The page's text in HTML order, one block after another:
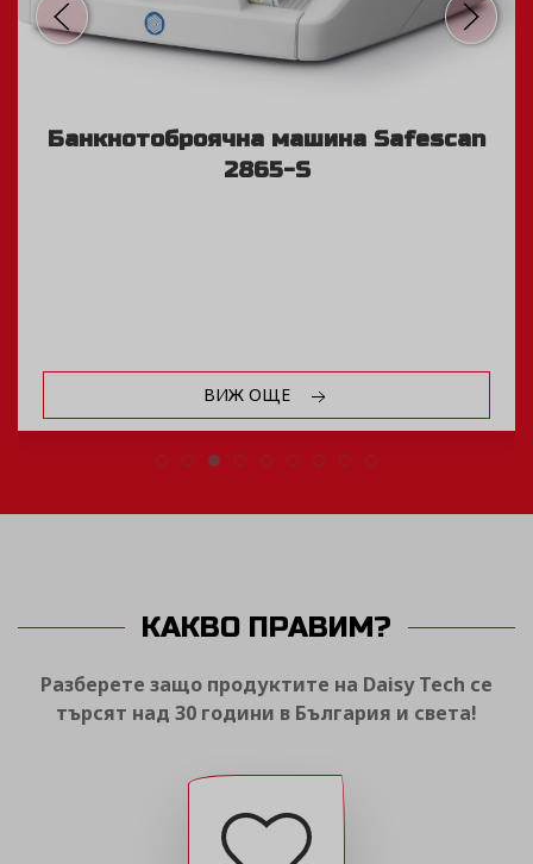
Банкнотоброячна машина Safescan
2865-S
ВИЖ ОЩЕ
КАКВО ПРАВИМ?
Разберете защо продуктите на Daisy Tech се
търсят над 30 години в България и света!